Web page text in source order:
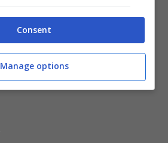
Consent
Manage options